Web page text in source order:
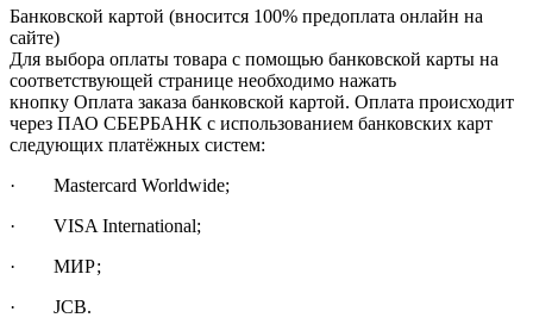
Банковской картой (вносится 100% предоплата онлайн на
сайте)
Для выбора оплаты товара с помощью банковской карты на
соответствующей странице необходимо нажать
кнопку Оплата заказа банковской картой. Оплата происходит
через ПАО СБЕРБАНК с использованием банковских карт
следующих платёжных систем:
· Mastercard Worldwide;
· VISA International;
· МИР;
· JCB.